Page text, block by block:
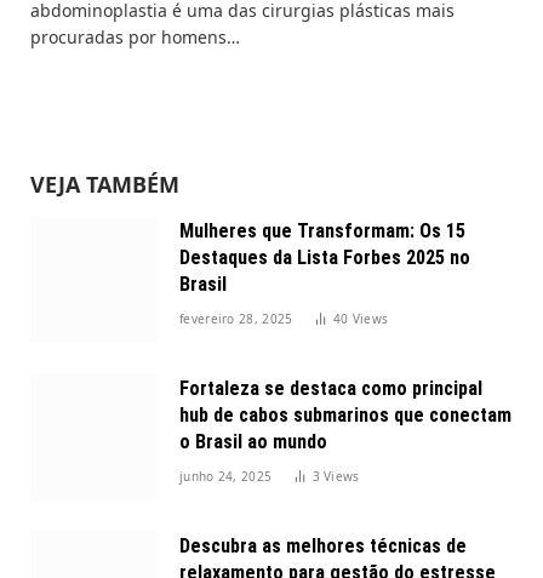
abdominoplastia é uma das cirurgias plásticas mais
procuradas por homens…
VEJA TAMBÉM
Mulheres que Transformam: Os 15
Destaques da Lista Forbes 2025 no
Brasil
fevereiro 28, 2025 40 Views
Fortaleza se destaca como principal
hub de cabos submarinos que conectam
o Brasil ao mundo
junho 24, 2025 3Views
Descubra as melhores técnicas de
relaxamento para gestão do estresse